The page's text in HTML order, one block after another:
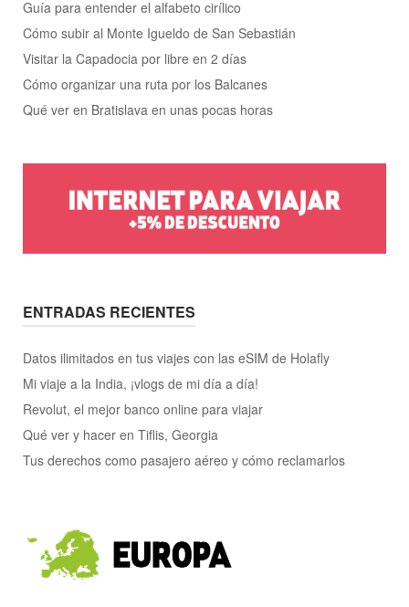
Guía para entender el alfabeto cirílico
Cómo subir al Monte Igueldo de San Sebastián
Visitar la Capadocia por libre en 2 días
Cómo organizar una ruta por los Balcanes
Qué ver en Bratislava en unas pocas horas
ENTRADAS RECIENTES
Datos ilimitados en tus viajes con las eSIM de Holafly
Mi viaje a la India, ¡vlogs de mi día a día!
Revolut, el mejor banco online para viajar
Qué ver y hacer en Tiflis, Georgia
Tus derechos como pasajero aéreo y cómo reclamarlos